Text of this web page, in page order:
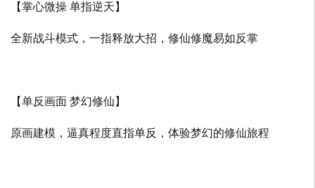
【掌心微操 单指逆天】
全新战斗模式，一指释放大招，修仙修魔易如反掌
【单反画面 梦幻修仙】
原画建模，逼真程度直指单反，体验梦幻的修仙旅程